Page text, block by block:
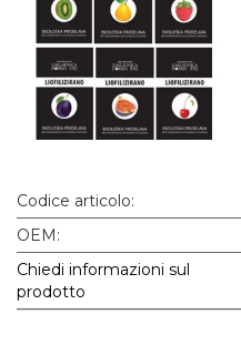
Codice articolo:
OEM:
Chiedi informazioni sul
prodotto